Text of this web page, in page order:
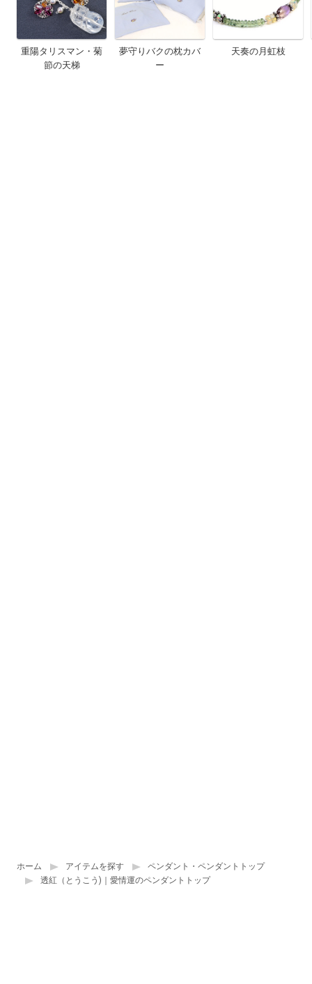
重陽タリスマン・菊
節の天梯
夢守りバクの枕カバ
ー
天奏の月虹枝
ホーム アイテムを探す
ペンダント・ペンダントトップ
透紅（とうこう)｜愛情運のペンダントトップ